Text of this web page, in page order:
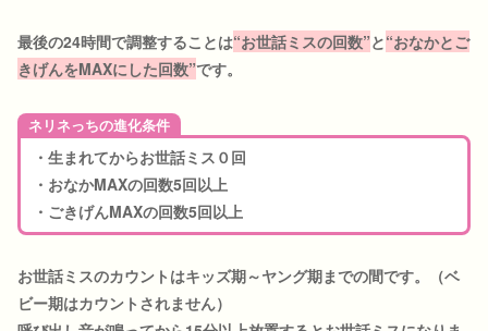
最後の24時間で調整することは“お世話ミスの回数”と“おなかとご
きげんをMAXにした回数”です。
ネリネっちの進化条件
・生まれてからお世話ミス０回
・おなかMAXの回数5回以上
・ごきげんMAXの回数5回以上
お世話ミスのカウントはキッズ期～ヤング期までの間です。（ベ
ビー期はカウントされません）